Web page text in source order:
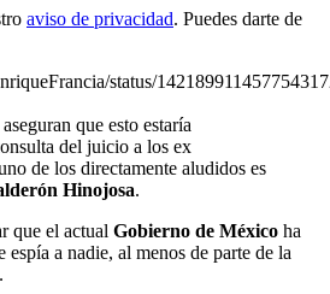
aviso de privacidad. Puedes darte de
status/
que esto estaría
del juicio a los ex
de los directamente aludidos es
Hinojosa.
que el actual Gobierno de México ha
espía a nadie, al menos de parte de la
.